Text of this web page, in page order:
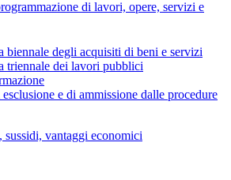
di lavori, opere, servizi e
biennale degli acquisiti di beni e servizi
triennale dei lavori pubblici
e di ammissione dalle procedure
vantaggi economici